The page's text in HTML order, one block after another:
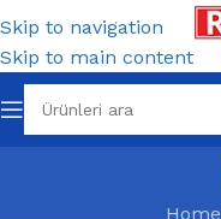
Skip to navigation
Skip to main content
Home